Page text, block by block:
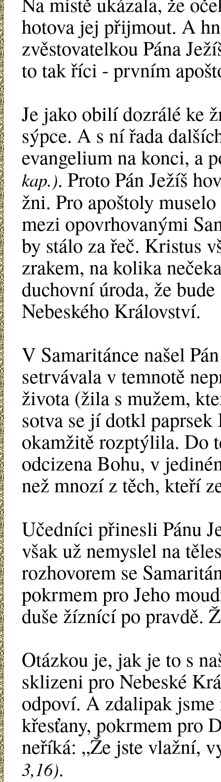
hotova jej přijmout. A
zvěstovatelkou Pána
to tak říci - prvním
Je jako obilí dozrálé ke
sýpce. A s ní řada
evangelium na konci, a
kap.). Proto Pán Ježíš
žni. Pro apoštoly
mezi opovrhovanými
by stálo za řeč. Kristus
zrakem, na kolika
duchovní úroda, že
Nebeského Království.
V Samaritánce našel
setrvávala v temnotě
života (žila s mužem,
sotva se jí dotkl
okamžitě rozptýlila. Do
odcizena Bohu, v
než mnozí z těch, kteří
Učedníci přinesli Pánu
však už nemyslel na
rozhovorem se
pokrmem pro Jeho
duše žíznící po pravdě.
Otázkou je, jak je to s
sklizeni pro Nebeské
odpoví. A zdalipak
křesťany, pokrmem pro
neříká: „Že jste vlažní,
3,16).